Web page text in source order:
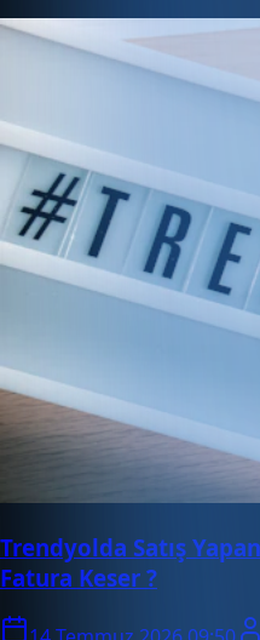
Trendyolda Satış
Fatura Keser ?